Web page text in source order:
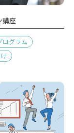
講座
ログラム